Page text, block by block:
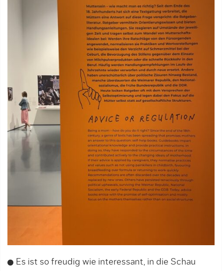
Es ist so freudig wie interessant, in die Schau